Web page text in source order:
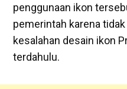
penggunaan ikon
pemerintah karena
kesalahan desain ikon
terdahulu.